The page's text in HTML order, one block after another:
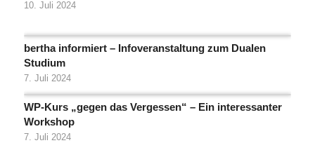
10. Juli 2024
bertha informiert – Infoveranstaltung zum Dualen
Studium
7. Juli 2024
WP-Kurs „gegen das Vergessen“ – Ein interessanter
Workshop
7. Juli 2024